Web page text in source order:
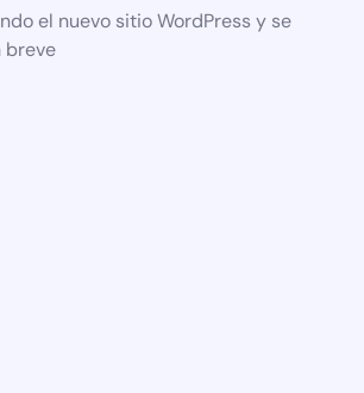
el nuevo sitio WordPress y se
breve